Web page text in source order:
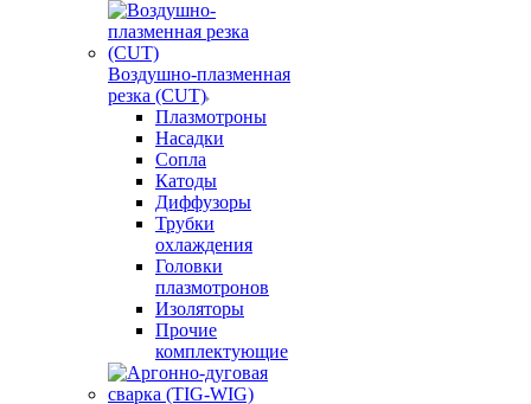
Воздушно-плазменная
резка (CUT)
Плазмотроны
Насадки
Сопла
Катоды
Диффузоры
Трубки
охлаждения
Головки
плазмотронов
Изоляторы
Прочие
комплектующие